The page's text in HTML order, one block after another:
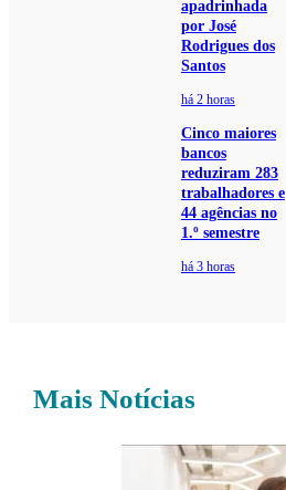
apadrinhada
por José
Rodrigues dos
Santos
há 2 horas
Cinco maiores
bancos
reduziram 283
trabalhadores e
44 agências no
1.º semestre
há 3 horas
Mais Notícias